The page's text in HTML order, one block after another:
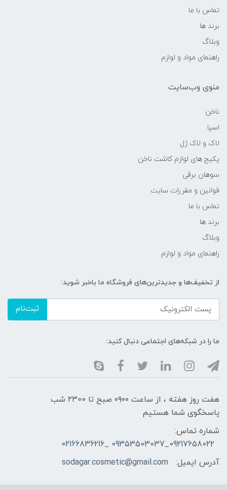
تماس با ما
برند ها
وبلاگ
راهنمای مواد و لوازم
منوی وب‌سایت
ناخن
اسپا
لاک و لاک ژل
پکیج های لوازم کاشت ناخن
سوهان برقی
قوانین و مقررات سایت
تماس با ما
برند ها
وبلاگ
راهنمای مواد و لوازم
از تخفیف‌ها و جدیدترین‌های فروشگاه ما باخبر شوید:
ثبت‌نام
ما را در شبکه‌های اجتماعی دنبال کنید:
هفت روز هفته ، از ساعت ۰۹۰۰ صبح تا ۲۳00 شب
پاسخگوی شما هستیم
شماره تماس:
09217658022_09353503037 _02166836216
آدرس ایمیل:
sodagar.cosmetic@gmail.com